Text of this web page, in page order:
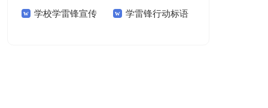
育日主题宣传标语
学校学雷锋宣传 学雷锋行动标语